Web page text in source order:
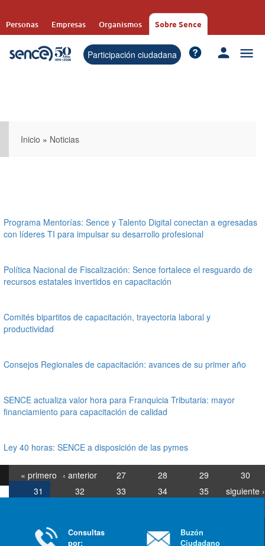
contenido
Personas Empresas Organismos Sobre Sence
Participación ciudadana
Inicio » Noticias
Programa Mentorías: Sence y Talento Digital conectan a egresadas
con líderes TI para impulsar su desarrollo profesional
Política Nacional de Fiscalización: Sence fortalece el resguardo de
recursos estatales invertidos en capacitación
Comités bipartitos de capacitación, trayectoria laboral y
productividad
Consejos Regionales de capacitación: avances de su primer año
SENCE actualiza valor hora para Franquicia Tributaria: mayor
financiamiento para capacitación de calidad
Ley 40 horas: SENCE a disposición de las pymes
« primero ‹ anterior 27 28 29
30
31
32 33 34 35
siguiente ›
Consultas
por:
Buzón
Ciudadano